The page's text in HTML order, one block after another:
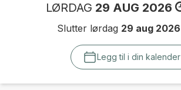
LØRDAG 29 AUG 2026
Slutter lørdag 29 aug 2026
Legg til i din kalender